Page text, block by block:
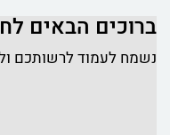
ברוכים הבאים
נשמח לעמוד לרשותכם